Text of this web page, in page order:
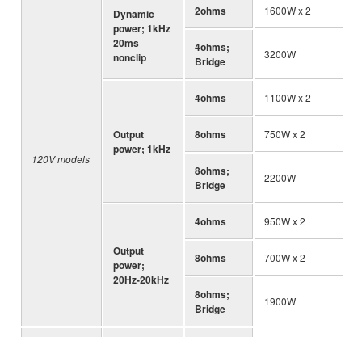
120V models
Dynamic
power; 1kHz
20ms
nonclip
2ohms 1600W x 2
4ohms;
Bridge
3200W
Output
power; 1kHz
4ohms 1100W x 2
8ohms 750W x 2
8ohms;
Bridge
2200W
Output
power;
20Hz-20kHz
4ohms 950W x 2
8ohms 700W x 2
8ohms;
Bridge
1900W